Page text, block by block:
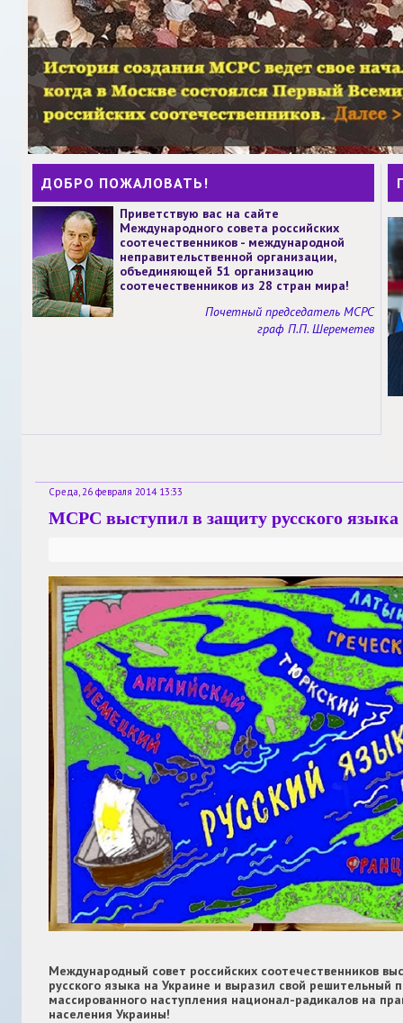
ДОБРО ПОЖАЛОВАТЬ!
Приветствую вас на сайте
Международного совета российских
соотечественников - международной
неправительственной организации,
объединяющей 51 организацию
соотечественников из 28 стран мира!
Почетный председатель МСРС
граф П.П. Шереметев
Среда, 26 февраля 2014 13:33
МСРС выступил в защиту русского
Международный совет российских соотечественников
русского языка на Украине и выразил свой решительный
массированного наступления национал-радикалов на
населения Украины!